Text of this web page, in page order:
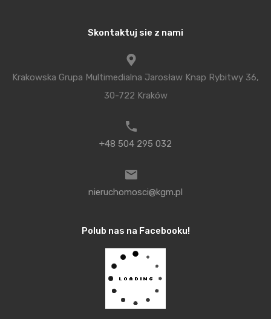
Nagrody BREEAM Awards to najbardziej prestiżowe
nagrody w dziedzinie zrównoważonego
budownictwa, które są przyznawane przez
organizację BRE, działającą już od 1921 roku. Jej
elementów jest system oceny ekologicznej
budynków BREEAM, gdzie BRE jest jednostką
skupiający się na dużych projektach komercyjnych i
mieszkaniowych. Bogate portfolio
nieruchomościowe firmy obejmuje centra handlowe,
obiekty biurowe i biznes parki, centra logistyczne, a
Skontaktuj sie z nami
Krakowska Grupa Multimedialna Jarosław Knap Rybitwy 36,
30-722 Kraków
+48 504 295 032
nieruchomosci@kgm.pl
Polub nas na Facebooku!